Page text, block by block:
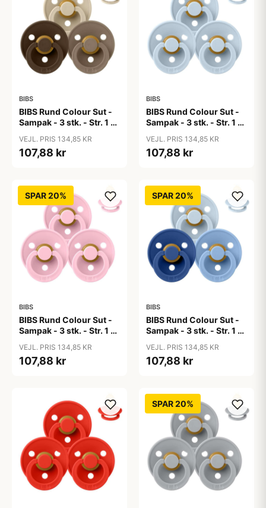
BIBS
BIBS Rund Colour Sut -
Sampak - 3 stk. - Str. 1 -
VEJL. PRIS 134,85 KR
107,88 kr
BIBS
BIBS Rund Colour Sut -
Sampak - 3 stk. - Str. 1 -
VEJL. PRIS 134,85 KR
107,88 kr
SPAR 20%
BIBS
BIBS Rund Colour Sut -
Sampak - 3 stk. - Str. 1 -
VEJL. PRIS 134,85 KR
107,88 kr
SPAR 20%
BIBS
BIBS Rund Colour Sut -
Sampak - 3 stk. - Str. 1 -
VEJL. PRIS 134,85 KR
107,88 kr
SPAR 20%